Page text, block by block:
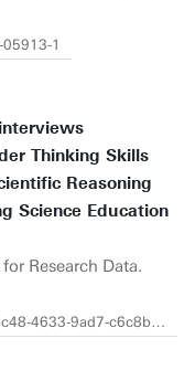
1
Thinking Skills
Reasoning
Science Education
Research Data.
9ad7-c6c8b9346b78